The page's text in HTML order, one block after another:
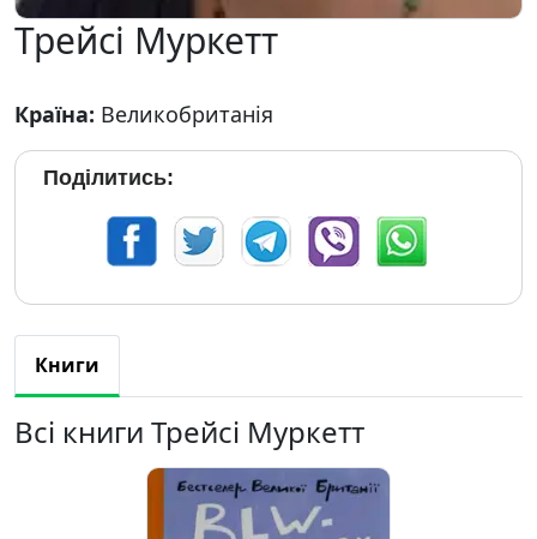
Трейсі Муркетт
Країна: Великобританія
Поділитись:
Книги
Всі книги Трейсі Муркетт